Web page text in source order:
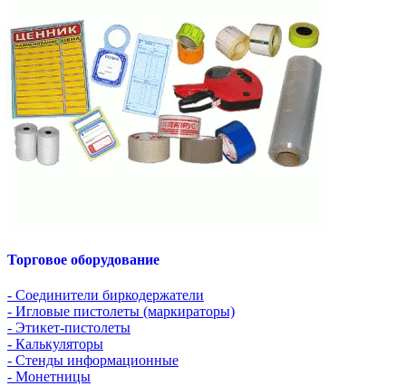
Торговое оборудование
- Соединители биркодержатели
- Игловые пистолеты (маркираторы)
- Этикет-пистолеты
- Калькуляторы
- Стенды информационные
- Монетницы